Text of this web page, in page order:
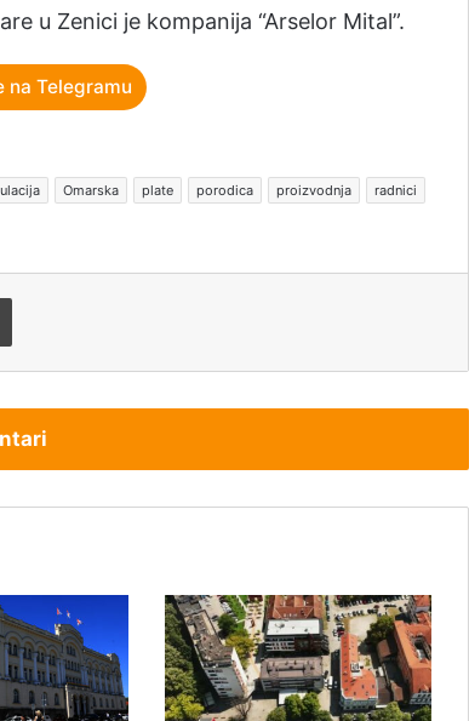
u Zenici je kompanija “Arselor Mital”.
na Telegramu
Omarska plate porodica proizvodnja
radnici